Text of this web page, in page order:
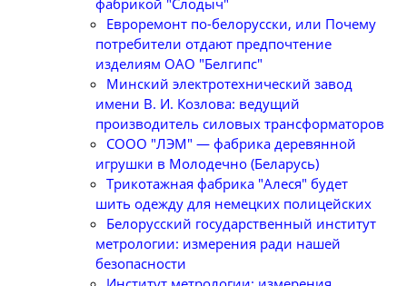
Евроремонт по-белорусски, или Почему
потребители отдают предпочтение
изделиям ОАО "Белгипс"
Минский электротехнический завод
имени В. И. Козлова: ведущий
производитель силовых трансформаторов
СООО "ЛЭМ" — фабрика деревянной
игрушки в Молодечно (Беларусь)
Трикотажная фабрика "Алеся" будет
шить одежду для немецких полицейских
Белорусский государственный институт
метрологии: измерения ради нашей
безопасности